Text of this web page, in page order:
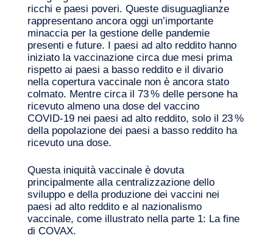
Diario di bordo
ricchi e paesi poveri. Queste disuguaglianze
rappresentano ancora oggi un’importante
minaccia per la gestione delle pandemie
presenti e future. I paesi ad alto reddito hanno
iniziato la vaccinazione circa due mesi prima
rispetto ai paesi a basso reddito e il divario
nella copertura vaccinale non è ancora stato
colmato. Mentre circa il 73 % delle persone ha
ricevuto almeno una dose del vaccino
COVID‑19 nei paesi ad alto reddito, solo il 23 %
della popolazione dei paesi a basso reddito ha
ricevuto una dose.
Questa iniquità vaccinale è dovuta
principalmente alla centralizzazione dello
sviluppo e della produzione dei vaccini nei
paesi ad alto reddito e al nazionalismo
vaccinale, come illustrato nella parte 1: La fine
di COVAX.